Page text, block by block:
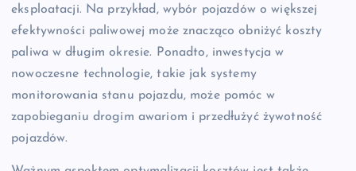
eksploatacji. Na przykład, wybór pojazdów o większej
efektywności paliwowej może znacząco obniżyć koszty
paliwa w długim okresie. Ponadto, inwestycja w
nowoczesne technologie, takie jak systemy
monitorowania stanu pojazdu, może pomóc w
zapobieganiu drogim awariom i przedłużyć żywotność
pojazdów.